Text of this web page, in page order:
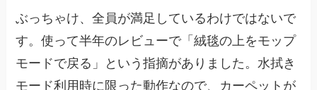
ぶっちゃけ、全員が満足しているわけではないで
す。使って半年のレビューで「絨毯の上をモップ
モードで戻る」という指摘がありました。水拭き
モード利用時に限った動作なので、カーペットが